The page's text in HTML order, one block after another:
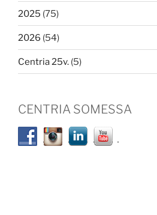
2025 (75)
2026 (54)
Centria 25v. (5)
CENTRIA SOMESSA